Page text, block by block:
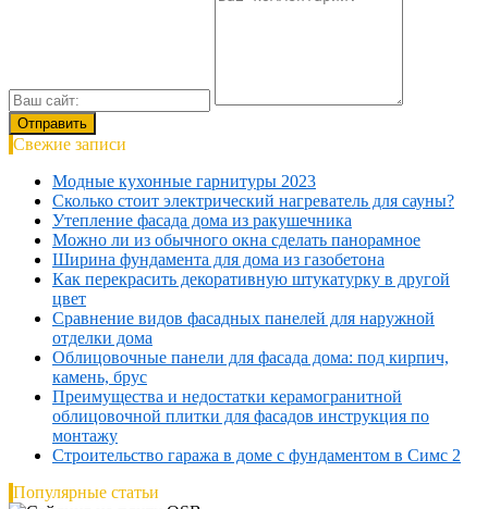
Свежие записи
Модные кухонные гарнитуры 2023
Сколько стоит электрический нагреватель для сауны?
Утепление фасада дома из ракушечника
Можно ли из обычного окна сделать панорамное
Ширина фундамента для дома из газобетона
Как перекрасить декоративную штукатурку в другой
цвет
Сравнение видов фасадных панелей для наружной
отделки дома
Облицовочные панели для фасада дома: под кирпич,
камень, брус
Преимущества и недостатки керамогранитной
облицовочной плитки для фасадов инструкция по
монтажу
Строительство гаража в доме с фундаментом в Симс 2
Популярные статьи